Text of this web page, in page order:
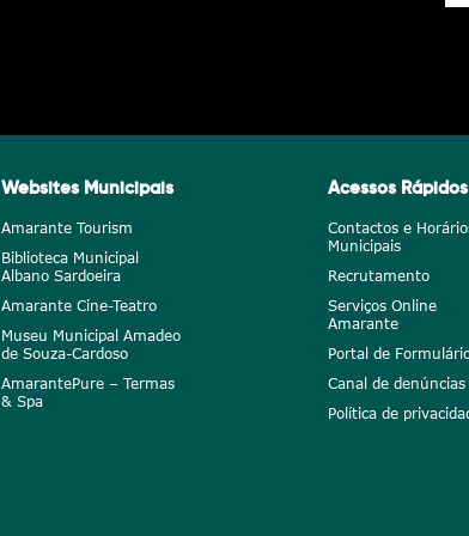
Websites Municipais
Amarante Tourism
Biblioteca Municipal
Albano Sardoeira
Amarante Cine-Teatro
Museu Municipal Amadeo
de Souza-Cardoso
AmarantePure – Termas
& Spa
Acessos Rápidos
Contactos e
Municipais
Recrutamento
Serviços Online
Amarante
Portal de
Canal de denúncias
Política de